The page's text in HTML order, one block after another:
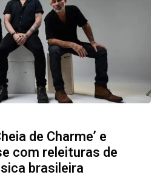
de Charme’ e
com releituras de
brasileira